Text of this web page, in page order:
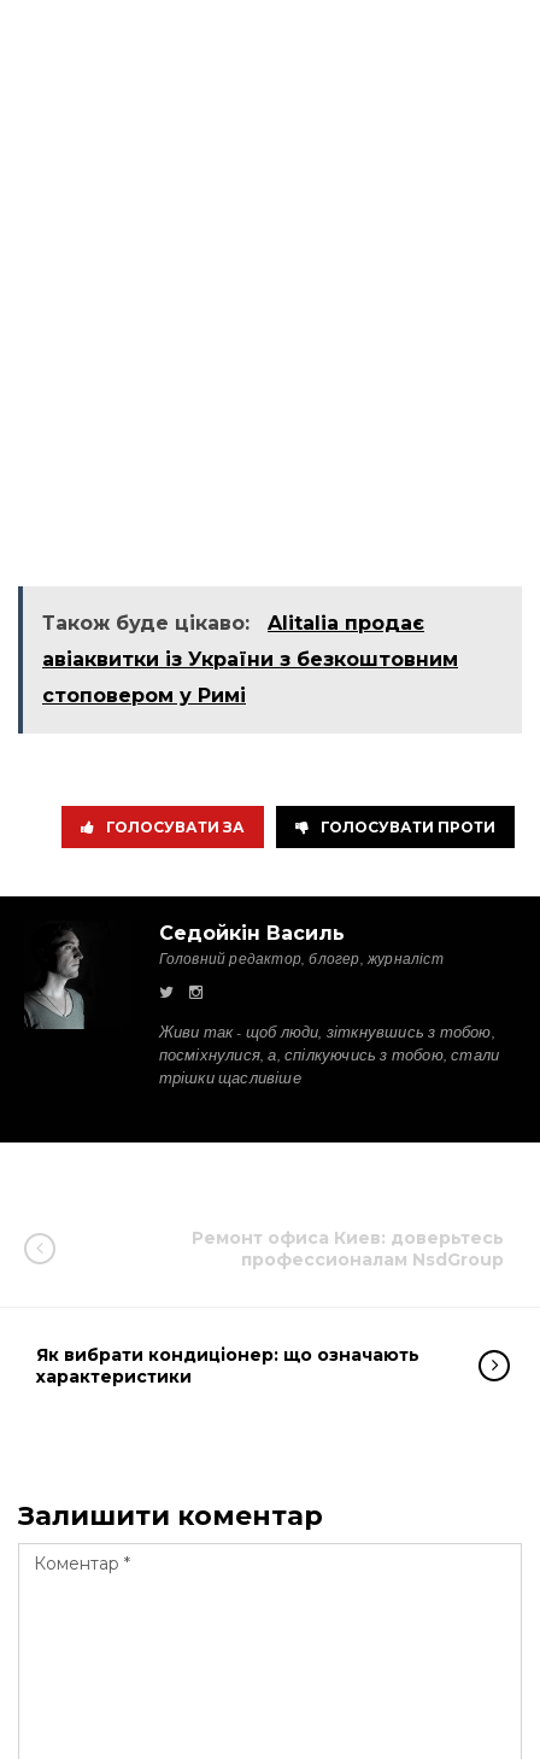
Також буде цікаво:
Alitalia продає
авіаквитки із України з безкоштовним
стоповером у Римі
ГОЛОСУВАТИ ЗА ГОЛОСУВАТИ ПРОТИ
Седойкін Василь
Головний редактор, блогер, журналіст
Живи так - щоб люди, зіткнувшись з тобою,
посміхнулися, а, спілкуючись з тобою, стали
трішки щасливіше
Ремонт офиса Киев: доверьтесь
профессионалам NsdGroup
Як вибрати кондиціонер: що означають
характеристики
Залишити коментар